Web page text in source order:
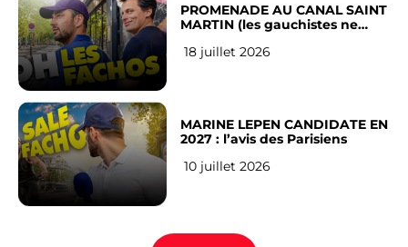
PROMENADE AU CANAL SAINT
MARTIN (les gauchistes ne
18 juillet 2026
MARINE LEPEN CANDIDATE EN
2027 : l’avis des Parisiens
10 juillet 2026